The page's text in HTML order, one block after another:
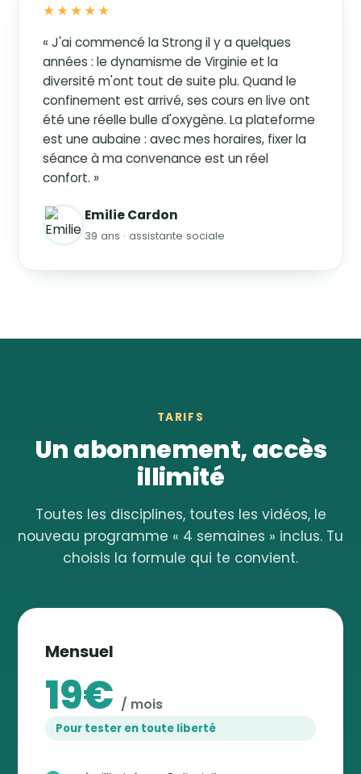
★★★★★
« J'ai commencé la Strong il y a quelques
années : le dynamisme de Virginie et la
diversité m'ont tout de suite plu. Quand le
confinement est arrivé, ses cours en live ont
été une réelle bulle d'oxygène. La plateforme
est une aubaine : avec mes horaires, fixer la
séance à ma convenance est un réel
confort. »
Emilie Cardon
39 ans · assistante sociale
TARIFS
Un abonnement, accès
illimité
Toutes les disciplines, toutes les vidéos, le
nouveau programme « 4 semaines » inclus. Tu
choisis la formule qui te convient.
Mensuel
19€ / mois
Pour tester en toute liberté